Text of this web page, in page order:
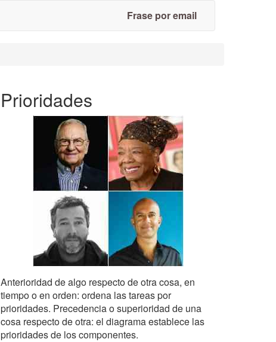
Frase por email
Prioridades
Anterioridad de algo respecto de otra cosa, en
tiempo o en orden: ordena las tareas por
prioridades. Precedencia o superioridad de una
cosa respecto de otra: el diagrama establece las
prioridades de los componentes.